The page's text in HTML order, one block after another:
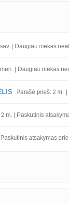
| Daugiau niekas
| Daugiau niekas
Parašė prieš: 2 m.
m. | Paskutinis
| Paskutinis atsakymas